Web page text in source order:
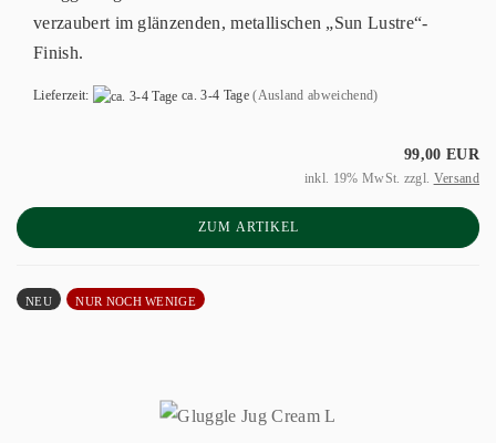
verzaubert im glänzenden, metallischen „Sun Lustre“-
Finish.
Lieferzeit: ca. 3-4 Tage (Ausland abweichend)
99,00 EUR
inkl. 19% MwSt. zzgl. Versand
ZUM ARTIKEL
NEU NUR NOCH WENIGE